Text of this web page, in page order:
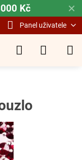
✕
Kč
Panel uživatele